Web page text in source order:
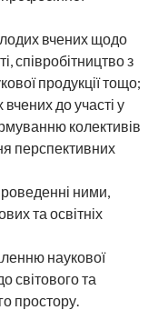
вчених щодо
співробітництво з
продукції тощо;
до участі у
колективів
перспективних
ними,
та освітніх
наукової
світового та
простору.